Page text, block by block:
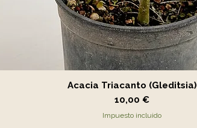
Vista rápida
Acacia Triacanto (Gleditsia)
Precio
10,00 €
Impuesto incluido